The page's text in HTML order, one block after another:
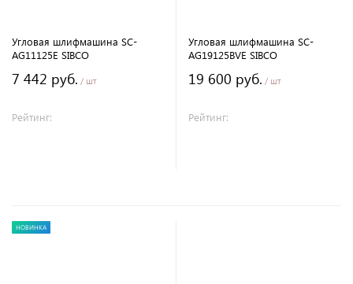
Угловая шлифмашина SC-
AG11125E SIBCO
7 442 руб. / шт
Рейтинг:
Угловая шлифмашина SC-
AG19125BVE SIBCO
19 600 руб. / шт
Рейтинг:
НОВИНКА